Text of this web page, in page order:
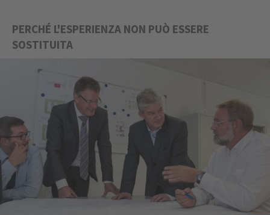
PERCHÉ L'ESPERIENZA NON PUÒ ESSERE
SOSTITUITA